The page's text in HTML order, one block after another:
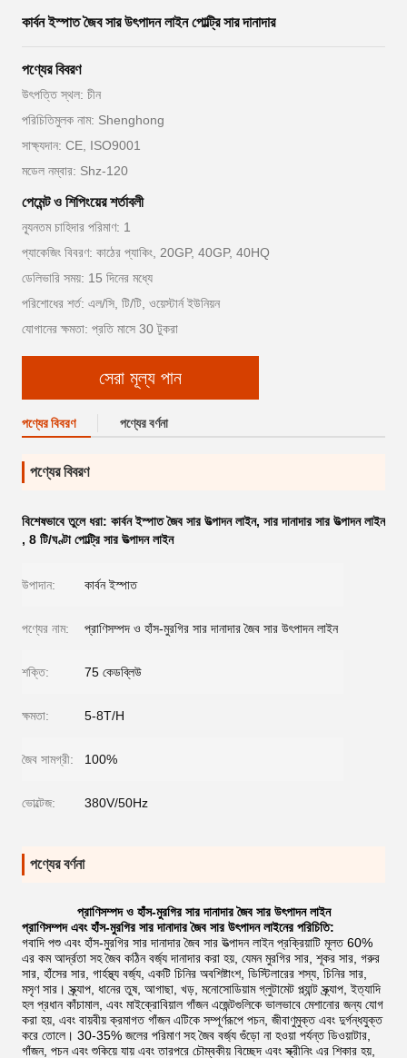
কার্বন ইস্পাত জৈব সার উৎপাদন লাইন পোল্ট্রি সার দানাদার
পণ্যের বিবরণ
উৎপত্তি স্থল: চীন
পরিচিতিমুলক নাম: Shenghong
সাক্ষ্যদান: CE, ISO9001
মডেল নম্বার: Shz-120
পেমেন্ট ও শিপিংয়ের শর্তাবলী
ন্যূনতম চাহিদার পরিমাণ: 1
প্যাকেজিং বিবরণ: কাঠের প্যাকিং, 20GP, 40GP, 40HQ
ডেলিভারি সময়: 15 দিনের মধ্যে
পরিশোধের শর্ত: এল/সি, টি/টি, ওয়েস্টার্ন ইউনিয়ন
যোগানের ক্ষমতা: প্রতি মাসে 30 টুকরা
সেরা মূল্য পান
পণ্যের বিবরণ পণ্যের বর্ণনা
পণ্যের বিবরণ
বিশেষভাবে তুলে ধরা: কার্বন ইস্পাত জৈব সার উত্পাদন লাইন, সার দানাদার সার উত্পাদন লাইন
, 8 টি/ঘণ্টা পোল্ট্রি সার উত্পাদন লাইন
উপাদান: কার্বন ইস্পাত
পণ্যের নাম: প্রাণিসম্পদ ও হাঁস-মুরগির সার দানাদার জৈব সার উৎপাদন লাইন
শক্তি: 75 কেডব্লিউ
ক্ষমতা: 5-8T/H
জৈব সামগ্রী: 100%
ভোল্টেজ: 380V/50Hz
পণ্যের বর্ণনা
প্রাণিসম্পদ ও হাঁস-মুরগির সার দানাদার জৈব সার উৎপাদন লাইন
প্রাণিসম্পদ এবং হাঁস-মুরগির সার দানাদার জৈব সার উৎপাদন লাইনের পরিচিতি:
গবাদি পশু এবং হাঁস-মুরগির সার দানাদার জৈব সার উত্পাদন লাইন প্রক্রিয়াটি মূলত 60%
এর কম আর্দ্রতা সহ জৈব কঠিন বর্জ্য দানাদার করা হয়, যেমন মুরগির সার, শূকর সার, গরুর
সার, হাঁসের সার, গার্হস্থ্য বর্জ্য, একটি চিনির অবশিষ্টাংশ, ডিস্টিলারের শস্য, চিনির সার,
মসৃণ সার। স্ক্র্যাপ, ধানের তুষ, আগাছা, খড়, মনোসোডিয়াম গ্লুটামেট প্ল্যান্ট স্ক্র্যাপ, ইত্যাদি
হল প্রধান কাঁচামাল, এবং মাইক্রোবিয়াল গাঁজন এজেন্টগুলিকে ভালভাবে মেশানোর জন্য যোগ
করা হয়, এবং বায়বীয় ক্রমাগত গাঁজন এটিকে সম্পূর্ণরূপে পচন, জীবাণুমুক্ত এবং দুর্গন্ধযুক্ত
করে তোলে। 30-35% জলের পরিমাণ সহ জৈব বর্জ্য গুঁড়ো না হওয়া পর্যন্ত ডিওয়াটার,
গাঁজন, পচন এবং শুকিয়ে যায় এবং তারপরে চৌম্বকীয় বিচ্ছেদ এবং স্ক্রীনিং এর শিকার হয়,